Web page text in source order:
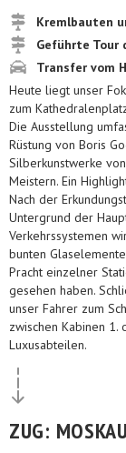
Kremlbauten
Geführte Tour
Transfer vom
Heute liegt unser
zum
Die Ausstellung
Rüstung von Boris
Silberkunstwerke
Meistern. Ein
Nach der
Untergrund der
Verkehrssystemen
bunten
Pracht einzelner
gesehen haben.
unser Fahrer zum
zwischen Kabinen
Luxusabteilen.
ZUG: